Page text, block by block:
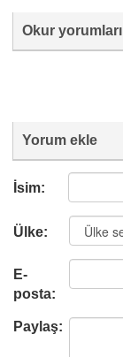
Okur yorumları
Yorum ekle
İsim:
Ülke:
E-
posta:
Paylaş: